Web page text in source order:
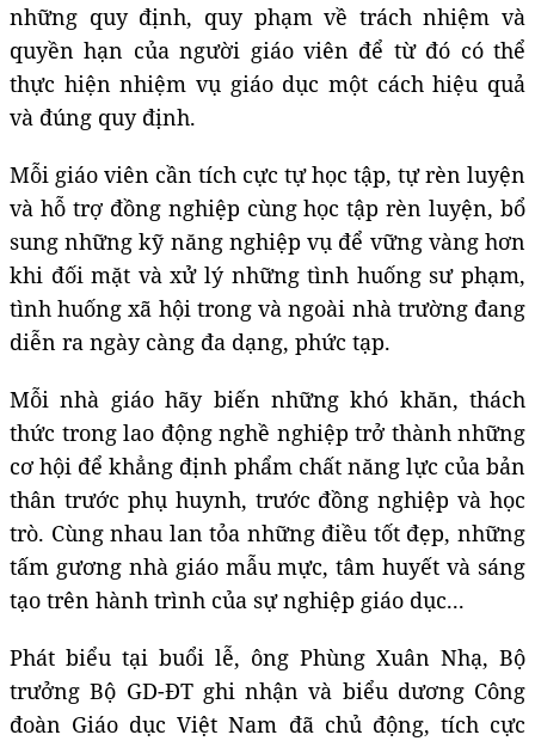
những quy định, quy phạm về trách nhiệm và
quyền hạn của người giáo viên để từ đó có thể
thực hiện nhiệm vụ giáo dục một cách hiệu quả
và đúng quy định.
Mỗi giáo viên cần tích cực tự học tập, tự rèn luyện
và hỗ trợ đồng nghiệp cùng học tập rèn luyện, bổ
sung những kỹ năng nghiệp vụ để vững vàng hơn
khi đối mặt và xử lý những tình huống sư phạm,
tình huống xã hội trong và ngoài nhà trường đang
diễn ra ngày càng đa dạng, phức tạp.
Mỗi nhà giáo hãy biến những khó khăn, thách
thức trong lao động nghề nghiệp trở thành những
cơ hội để khẳng định phẩm chất năng lực của bản
thân trước phụ huynh, trước đồng nghiệp và học
trò. Cùng nhau lan tỏa những điều tốt đẹp, những
tấm gương nhà giáo mẫu mực, tâm huyết và sáng
tạo trên hành trình của sự nghiệp giáo dục...
Phát biểu tại buổi lễ, ông Phùng Xuân Nhạ, Bộ
trưởng Bộ GD-ĐT ghi nhận và biểu dương Công
đoàn Giáo dục Việt Nam đã chủ động, tích cực